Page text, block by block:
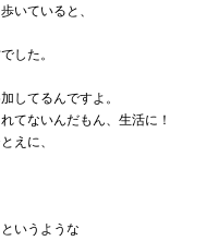
いていると、
した。
してるんですよ。
てないんだもん、生活に！
えに、
いうような